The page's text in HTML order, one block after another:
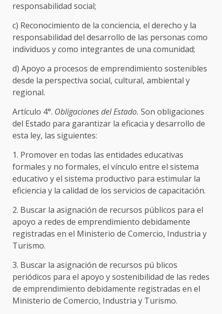
responsabilidad social;
c) Reconocimiento de la conciencia, el derecho y la
responsabilidad del desarrollo de las personas como
individuos y como integrantes de una comunidad;
d) Apoyo a procesos de emprendimiento sostenibles
desde la perspectiva social, cultural, ambiental y
regional.
Artículo 4°. Obligaciones del Estado. Son obligaciones
del Estado para garantizar la eficacia y desarrollo de
esta ley, las siguientes:
1. Promover en todas las entidades educativas
formales y no formales, el vínculo entre el sistema
educativo y el sistema productivo para estimular la
eficiencia y la calidad de los servicios de capacitación.
2. Buscar la asignación de recursos públicos para el
apoyo a redes de emprendimiento debidamente
registradas en el Ministerio de Comercio, Industria y
Turismo.
3. Buscar la asignación de recursos pú blicos
periódicos para el apoyo y sostenibilidad de las redes
de emprendimiento debidamente registradas en el
Ministerio de Comercio, Industria y Turismo.